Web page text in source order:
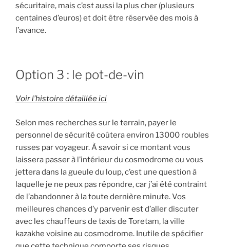
sécuritaire, mais c’est aussi la plus cher (plusieurs
centaines d’euros) et doit être réservée des mois à
l’avance.
Option 3 : le pot-de-vin
Voir l’histoire détaillée ici
Selon mes recherches sur le terrain, payer le
personnel de sécurité coûtera environ 13000 roubles
russes par voyageur. À savoir si ce montant vous
laissera passer à l’intérieur du cosmodrome ou vous
jettera dans la gueule du loup, c’est une question à
laquelle je ne peux pas répondre, car j’ai été contraint
de l’abandonner à la toute dernière minute. Vos
meilleures chances d’y parvenir est d’aller discuter
avec les chauffeurs de taxis de Toretam, la ville
kazakhe voisine au cosmodrome. Inutile de spécifier